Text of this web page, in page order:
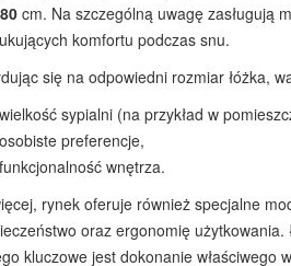
cm. Na szczególną uwagę zasługują
komfortu podczas snu.
się na odpowiedni rozmiar łóżka,
wielkość sypialni (na przykład w
osobiste preferencje,
funkcjonalność wnętrza.
rynek oferuje również specjalne
oraz ergonomię
kluczowe jest dokonanie